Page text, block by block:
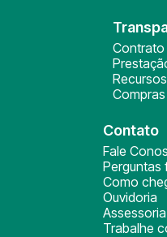
Contrato
Contato
Fale
Perguntas
Como
Ouvidoria
Trabalhe